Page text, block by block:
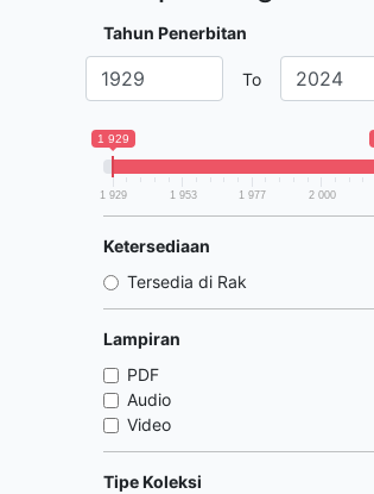
Tahun Penerbitan
To
1 929
1 929 1 953 1 977 2 000
Ketersediaan
Tersedia di Rak
Lampiran
PDF
Audio
Video
Tipe Koleksi